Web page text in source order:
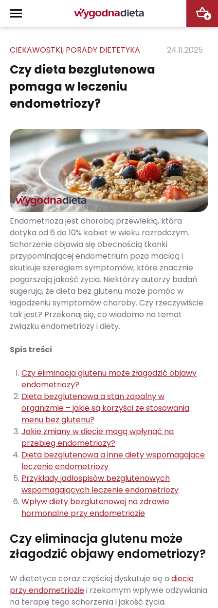
+
CIEKAWOSTKI, PORADY DIETETYKA 24.11.2025
Czy dieta bezglutenowa
pomaga w leczeniu
endometriozy?
Endometrioza jest chorobą przewlekłą, która
dotyka od 6 do 10% kobiet w wieku rozrodczym.
Schorzenie objawia się obecnością tkanki
przypominającej endometrium poza macicą i
skutkuje szeregiem symptomów, które znacznie
pogarszają jakość życia. Niektórzy autorzy badań
sugerują, że dieta bez glutenu może pomóc w
łagodzeniu symptomów choroby. Czy rzeczywiście
tak jest? Przekonaj się, co wiadomo na temat
związku endometriozy i diety.
Spis treści
Czy eliminacja glutenu może złagodzić objawy
endometriozy?
Dieta bezglutenowa a stan zapalny w
organizmie – jakie są korzyści ze stosowania
menu bez glutenu?
Jakie zmiany w diecie mogą wpłynąć na
przebieg endometriozy?
Dieta bezglutenowa a inne diety wspomagające
leczenie endometriozy
Przykłady jadłospisów bezglutenowych
wspomagających leczenie endometriozy
Wpływ diety bezglutenowej na zdrowie
hormonalne przy endometriozie
Czy eliminacja glutenu może
złagodzić objawy endometriozy?
W dietetyce coraz częściej dyskutuje się o diecie
przy endometrioziei rzekomym wpływie odżywiania
na terapię tego schorzenia i jakość życia.